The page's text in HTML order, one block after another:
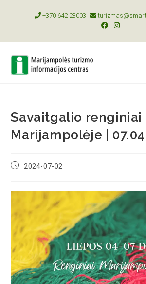
+370 642 23003
Savaitgalio renginiai
Marijampolėje |
2024-07-02